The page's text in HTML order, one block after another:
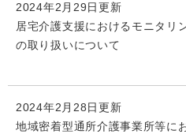
2024年2月29日更新
居宅介護支援におけるモニタリ
の取り扱いについて
2024年2月28日更新
地域密着型通所介護事業所等に